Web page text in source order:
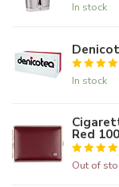
In stock
In stock
Red
Out of